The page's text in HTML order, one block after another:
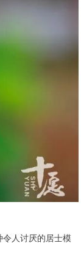
人讨厌的居士模